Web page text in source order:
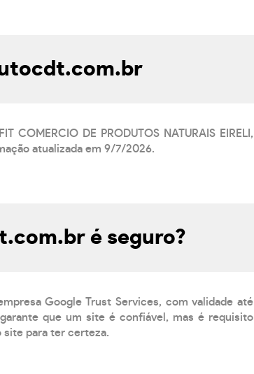
DE PRODUTOS NATURAIS EIRELI,
atualizada em 9/7/2026.
é seguro?
Google Trust Services, com validade até
que um site é confiável, mas é requisito
site para ter certeza.